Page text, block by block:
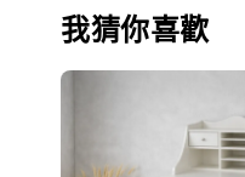
我猜你喜歡